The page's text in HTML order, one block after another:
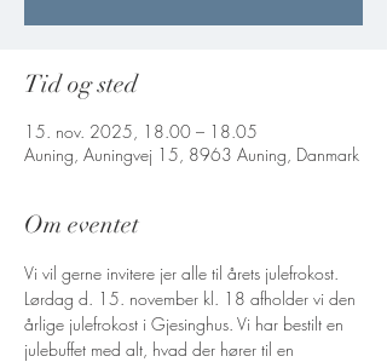
Tid og sted
15. nov. 2025, 18.00 – 18.05
Auning, Auningvej 15, 8963 Auning, Danmark
Om eventet
Vi vil gerne invitere jer alle til årets julefrokost.
Lørdag d. 15. november kl. 18 afholder vi den
årlige julefrokost i Gjesinghus. Vi har bestilt en
julebuffet med alt, hvad der hører til en